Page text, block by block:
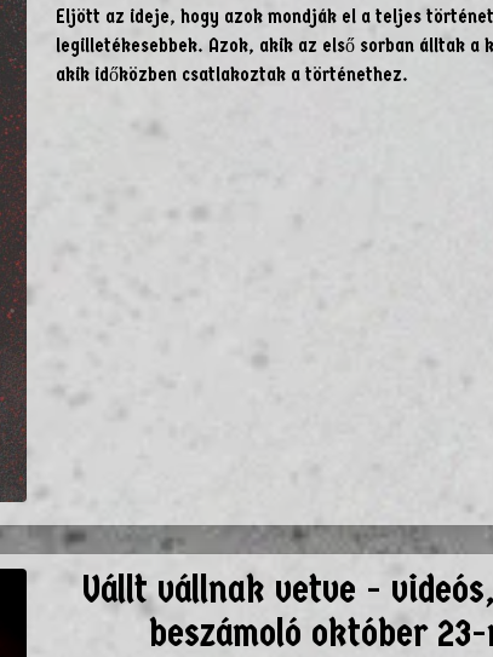
Eljött az ideje, hogy azok mondják el a teljes
legilletékesebbek. Azok, akik az első sorban álltak a
akik időközben csatlakoztak a történethez.
Vállt vállnak vetve -
beszámoló október